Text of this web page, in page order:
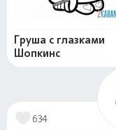
Груша с глазками
Шопкинс
634